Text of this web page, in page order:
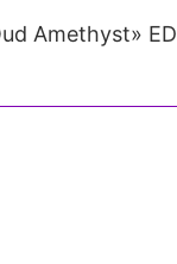
Amethyst»